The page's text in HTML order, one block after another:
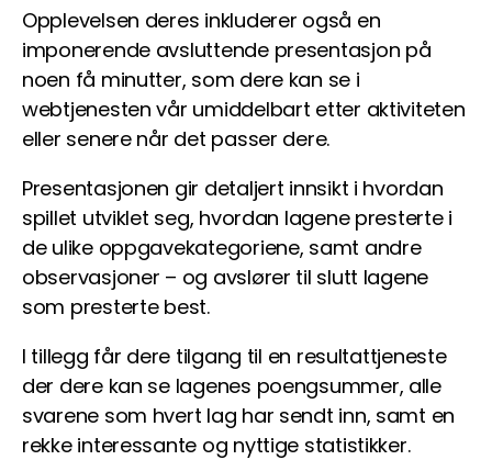
Opplevelsen deres inkluderer også en
imponerende avsluttende presentasjon på
noen få minutter, som dere kan se i
webtjenesten vår umiddelbart etter aktiviteten
eller senere når det passer dere.
Presentasjonen gir detaljert innsikt i hvordan
spillet utviklet seg, hvordan lagene presterte i
de ulike oppgavekategoriene, samt andre
observasjoner – og avslører til slutt lagene
som presterte best.
I tillegg får dere tilgang til en resultattjeneste
der dere kan se lagenes poengsummer, alle
svarene som hvert lag har sendt inn, samt en
rekke interessante og nyttige statistikker.